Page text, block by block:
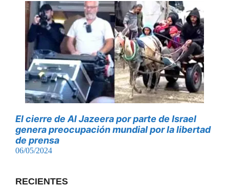
El cierre de Al Jazeera por parte de Israel
genera preocupación mundial por la libertad
de prensa
06/05/2024
RECIENTES